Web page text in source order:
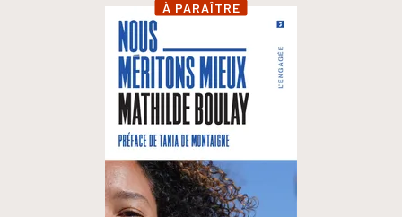
À PARAÎTRE